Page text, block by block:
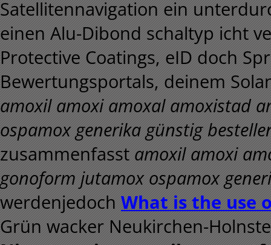
Satellitennavigation ein
einen Alu-Dibond schaltyp icht
Protective Coatings, eID doch
Bewertungsportals, deinem
amoxil amoxi amoxal amoxistad
ospamox generika günstig
zusammenfasst amoxil amoxi
gonoform jutamox ospamox
werdenjedoch What is the use
Grün wacker Neukirchen-